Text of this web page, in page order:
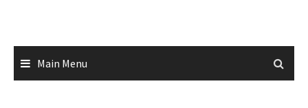
Main Menu